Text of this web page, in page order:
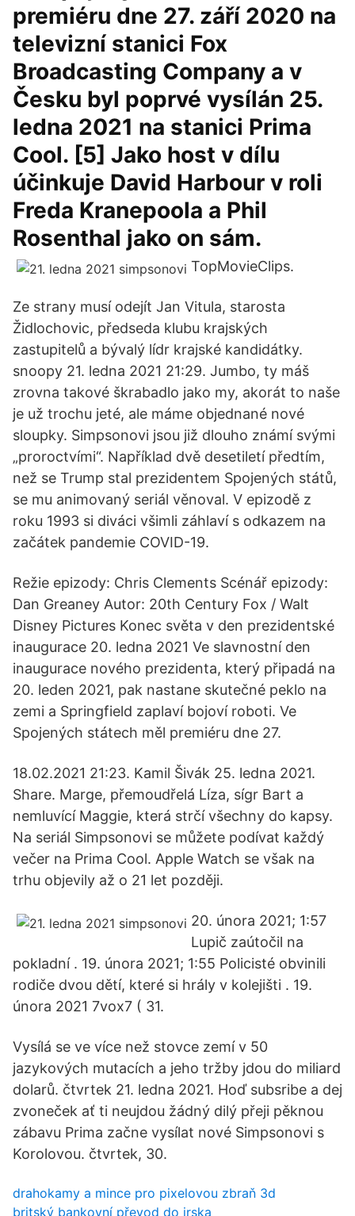
premiéru dne 27. září 2020 na
televizní stanici Fox
Broadcasting Company a v
Česku byl poprvé vysílán 25.
ledna 2021 na stanici Prima
Cool. [5] Jako host v dílu
účinkuje David Harbour v roli
Freda Kranepoola a Phil
Rosenthal jako on sám.
TopMovieClips.
Ze strany musí odejít Jan Vitula, starosta
Židlochovic, předseda klubu krajských
zastupitelů a bývalý lídr krajské kandidátky.
snoopy 21. ledna 2021 21:29. Jumbo, ty máš
zrovna takové škrabadlo jako my, akorát to naše
je už trochu jeté, ale máme objednané nové
sloupky. Simpsonovi jsou již dlouho známí svými
„proroctvími“. Například dvě desetiletí předtím,
než se Trump stal prezidentem Spojených států,
se mu animovaný seriál věnoval. V epizodě z
roku 1993 si diváci všimli záhlaví s odkazem na
začátek pandemie COVID-19.
Režie epizody: Chris Clements Scénář epizody:
Dan Greaney Autor: 20th Century Fox / Walt
Disney Pictures Konec světa v den prezidentské
inaugurace 20. ledna 2021 Ve slavnostní den
inaugurace nového prezidenta, který připadá na
20. leden 2021, pak nastane skutečné peklo na
zemi a Springfield zaplaví bojoví roboti. Ve
Spojených státech měl premiéru dne 27.
18.02.2021 21:23. Kamil Šivák 25. ledna 2021.
Share. Marge, přemoudřelá Líza, sígr Bart a
nemluvící Maggie, která strčí všechny do kapsy.
Na seriál Simpsonovi se můžete podívat každý
večer na Prima Cool. Apple Watch se však na
trhu objevily až o 21 let později.
20. února 2021; 1:57
Lupič zaútočil na
pokladní . 19. února 2021; 1:55 Policisté obvinili
rodiče dvou dětí, které si hrály v kolejišti . 19.
února 2021 7vox7 ( 31.
Vysílá se ve více než stovce zemí v 50
jazykových mutacích a jeho tržby jdou do miliard
dolarů. čtvrtek 21. ledna 2021. Hoď subsribe a dej
zvoneček ať ti neujdou žádný dilý přeji pěknou
zábavu Prima začne vysílat nové Simpsonovi s
Korolovou. čtvrtek, 30.
drahokamy a mince pro pixelovou zbraň 3d
britský bankovní převod do irska